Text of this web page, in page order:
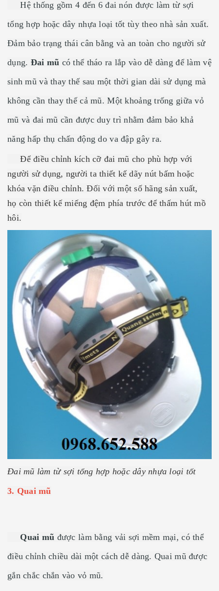
Hệ thống gồm 4 đến 6 đai nón được làm từ sợi
tổng hợp hoặc dây nhựa loại tốt tùy theo nhà sản xuất.
Đảm bảo trạng thái cân bằng và an toàn cho người sử
dụng. Đai mũ có thể tháo ra lắp vào dễ dàng để làm vệ
sinh mũ và thay thế sau một thời gian dài sử dụng mà
không cần thay thế cả mũ. Một khoảng trống giữa vỏ
mũ và đai mũ cần được duy trì nhằm đảm bảo khả
năng hấp thụ chấn động do va đập gây ra.
Để điều chỉnh kích cỡ đai mũ cho phù hợp với
người sử dụng, người ta thiết kế dãy nút bấm hoặc
khóa vặn điều chỉnh. Đối với một số hãng sản xuất,
họ còn thiết kế miếng đệm phía trước để thấm hút mồ
hôi.
Đai mũ làm từ sợi tổng hợp hoặc dây nhựa loại tốt
3. Quai mũ
Quai mũ được làm bằng vải sợi mềm mại, có thể
điều chỉnh chiều dài một cách dễ dàng. Quai mũ được
gắn chắc chắn vào vỏ mũ.